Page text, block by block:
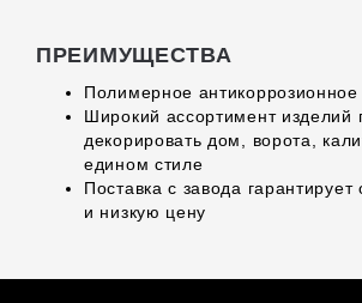
ПРЕИМУЩЕСТВА
Полимерное
Широкий ассортимент изделий
декорировать дом, ворота,
едином стиле
Поставка с завода гарантирует
и низкую цену